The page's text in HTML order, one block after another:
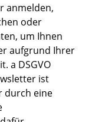
anmelden,
oder
um Ihnen
aufgrund Ihrer
a DSGVO
ist
durch eine